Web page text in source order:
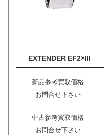
EXTENDER EF2×III
新品参考買取価格
お問合せ下さい
中古参考買取価格
お問合せ下さい